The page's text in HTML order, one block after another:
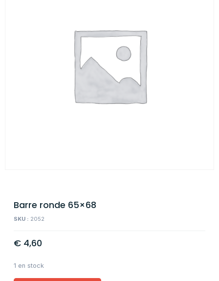
Barre ronde 65×68
SKU : 2052
€ 4,60
1 en stock